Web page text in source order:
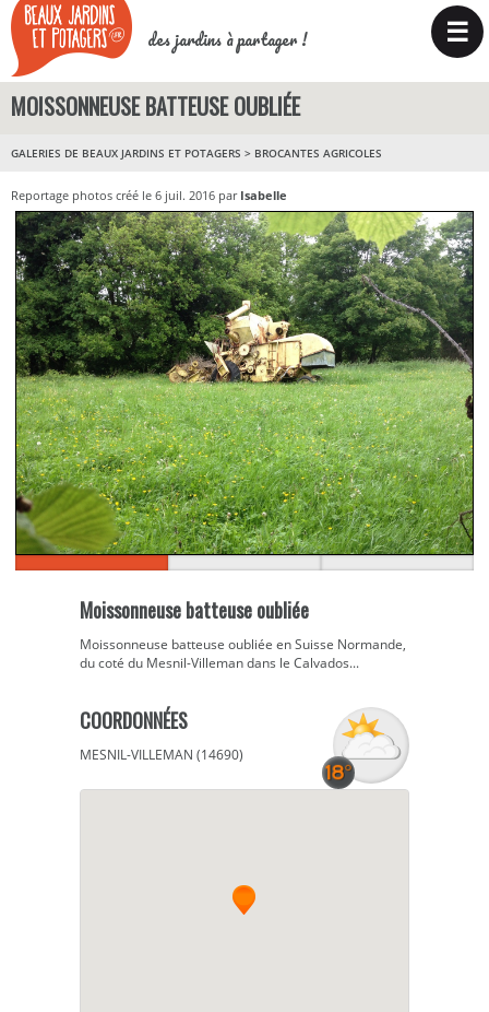
des jardins à partager ! ☰
MOISSONNEUSE BATTEUSE OUBLIÉE
GALERIES DE BEAUX JARDINS ET POTAGERS > BROCANTES AGRICOLES
Reportage photos créé le 6 juil. 2016 par Isabelle
Moissonneuse batteuse oubliée
Moissonneuse batteuse oubliée en Suisse Normande,
du coté du Mesnil-Villeman dans le Calvados...
COORDONNÉES
MESNIL-VILLEMAN (14690)